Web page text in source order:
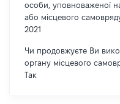
особи, уповноваженої
або місцевого
2021
Чи продовжуєте Ви
органу місцевого
Так